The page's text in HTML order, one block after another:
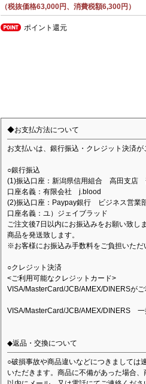
（税抜価格63,000円、消費税額6,300円）
ポイント還元
◆お支払方法について
お支払いは、銀行振込・クレジット決済が
○銀行振込
(1)振込口座：新潟県信用組合 高田支店
口座名義：有限会社 j.blood
(2)振込口座：Paypay銀行 ビジネス営
口座名義：ユ）ジェイブラッド
ご注文後7日以内にお振込みをお願い致し
商品を発送致します。
※お客様にお振込み手数料をご負担いただ
○クレジット決済
<ご利用可能なクレジットカード>
VISA/MasterCard/JCB/AMEX/DINERSがご
VISA/MasterCard/JCB/AMEX/DINERS 一
◆返品・交換について
○破損事故や商品違いなどにつきましては
いただきます。商品に不備があった場合